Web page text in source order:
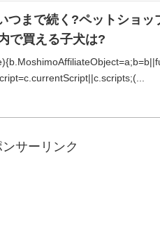
つまで続く?ペットショッ
で買える子犬は?
ンサーリンク